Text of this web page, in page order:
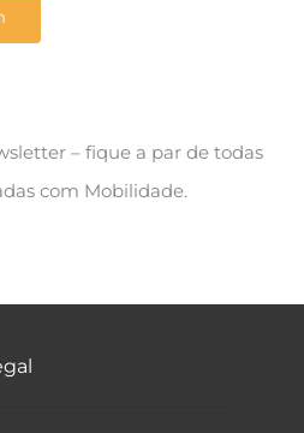
– fique a par de todas
com Mobilidade.